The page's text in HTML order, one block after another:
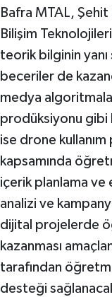
Bafra MTAL, Şehit
Bilişim
teorik bilginin yanı
beceriler de
medya
prodüksiyonu gibi
ise drone
kapsamında
içerik planlama ve
analizi ve
dijital projelerde
kazanması
tarafından
desteği